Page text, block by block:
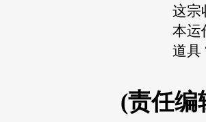
这宗
本运
道具
(责任编